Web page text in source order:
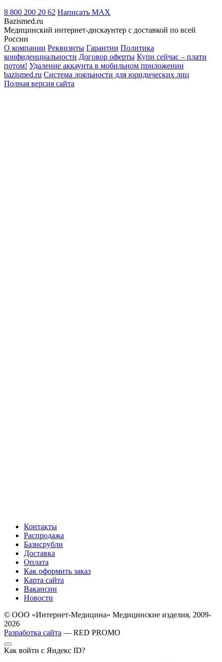
8 800 200 20 62 Написать MAX
Bazismed.ru
Медицинский интернет-дискаунтер с доставкой по всей
России
О компании Реквизиты Гарантии Политика
конфиденциальности Договор оферты Купи сейчас – плати
потом! Удаление аккаунта в мобильном приложении
bazismed.ru Система лояльности для юридических лиц
Полная версия сайта
Контакты
Распродажа
Базисрубли
Доставка
Оплата
Как оформить заказ
Карта сайта
Вакансии
Новости
© ООО «Интернет-Медицина» Медицинские изделия, 2009-
2026
Разработка сайта — RED PROMO
Как войти с Яндекс ID?